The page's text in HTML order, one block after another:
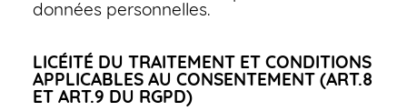
données personnelles.
LICÉITÉ DU TRAITEMENT ET CONDITIONS
APPLICABLES AU CONSENTEMENT (ART.8
ET ART.9 DU RGPD)